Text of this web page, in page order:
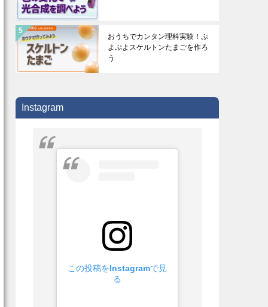
おうちでカンタン理科実験！ぷ
よぷよスケルトンたまごを作ろ
う
Instagram
この投稿をInstagramで見
る